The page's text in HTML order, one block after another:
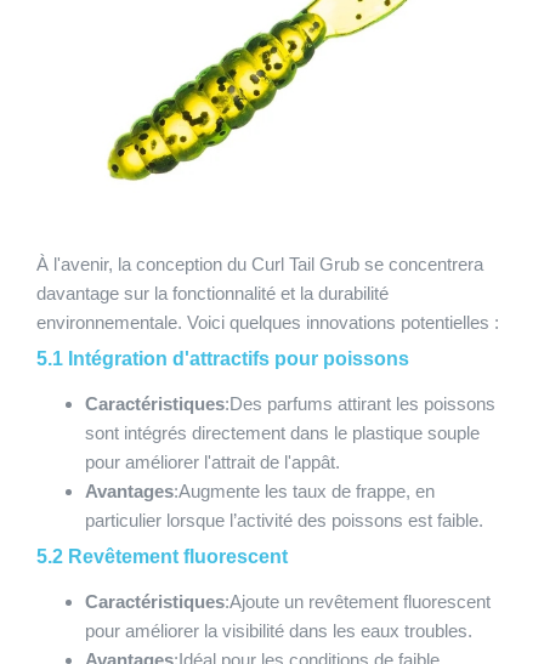
À l'avenir, la conception du Curl Tail Grub se concentrera
davantage sur la fonctionnalité et la durabilité
environnementale. Voici quelques innovations potentielles :
5.1 Intégration d'attractifs pour poissons
Caractéristiques:Des parfums attirant les poissons
sont intégrés directement dans le plastique souple
pour améliorer l'attrait de l'appât.
Avantages:Augmente les taux de frappe, en
particulier lorsque l’activité des poissons est faible.
5.2 Revêtement fluorescent
Caractéristiques:Ajoute un revêtement fluorescent
pour améliorer la visibilité dans les eaux troubles.
Avantages:Idéal pour les conditions de faible